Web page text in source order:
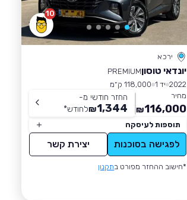
10
ירכא
יונדאי טוסוןPREMIUM
2022 יד 1
118,000 ק״מ
מחיר
116,000
₪
החזר חודשי מ-
1,344
₪לחודש*
תוספות לעיסקה
לפגישה בסוכנות יצירת קשר
*חישוב ההחזר מפורט בתקנון